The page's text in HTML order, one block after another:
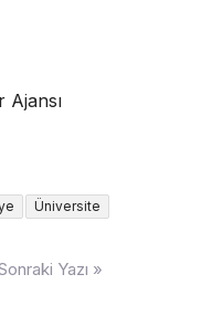
Ajansı
Üniversite
Yazı »